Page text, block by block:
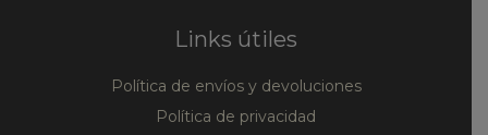
Links útiles
Política de envíos y devoluciones
Política de privacidad